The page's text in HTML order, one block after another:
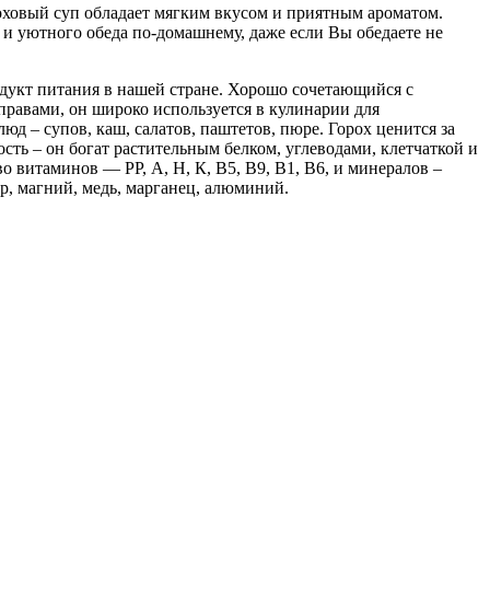
суп обладает мягким вкусом и приятным ароматом.
уютного обеда по-домашнему, даже если Вы обедаете не
питания в нашей стране. Хорошо сочетающийся с
он широко используется в кулинарии для
– супов, каш, салатов, паштетов, пюре. Горох ценится за
– он богат растительным белком, углеводами, клетчаткой и
витаминов — РР, А, Н, К, B5, B9, B1, B6, и минералов –
магний, медь, марганец, алюминий.